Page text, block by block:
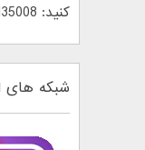
کنید: 09306135008
شبکه های